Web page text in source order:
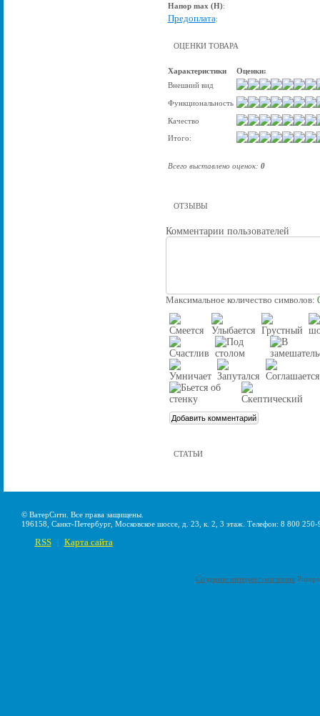
Напор max (Н):
Предоплата:
ОЦЕНКИ ТОВАРА
Характеристики
Оценки:
Внешний вид
Функциональность
Качество
Итого:
Всего выставлено оценок: 0
ОТЗЫВЫ
Комментарии пользователей
Максимальное количество символов:
СТАТЬИ
© ВатерСити. Все права защищены.
196158, Санкт-Петербург, Московское шоссе, д. 23, к. 2, 3 этаж. Телефон: 8 800
RSS Карта сайта
Создание интернет-магазина